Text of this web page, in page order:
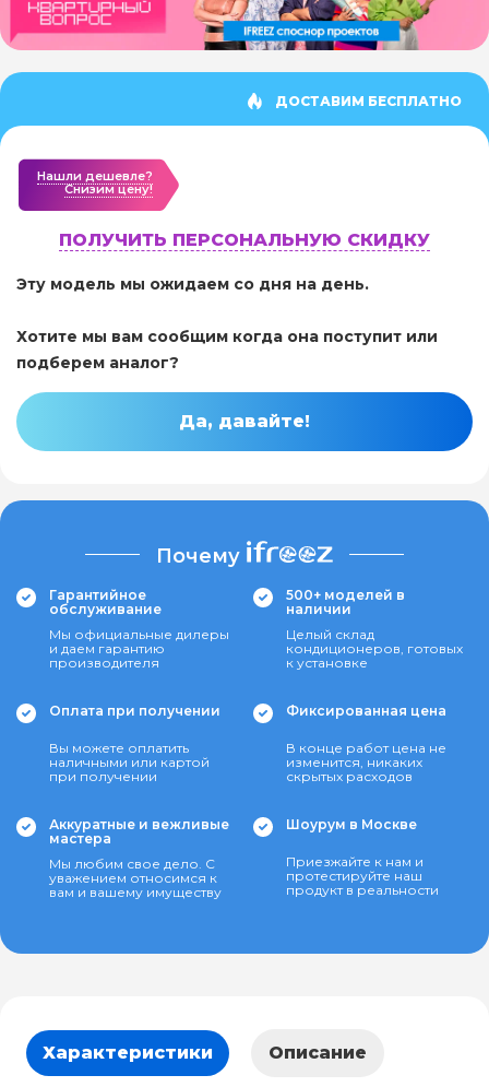
ДОСТАВИМ БЕСПЛАТНО
Нашли дешевле?
Cнизим цену!
ПОЛУЧИТЬ ПЕРСОНАЛЬНУЮ СКИДКУ
Эту модель мы ожидаем со дня на день.
Хотите мы вам сообщим когда она поступит или
подберем аналог?
Да, давайте!
Почему
Гарантийное
обслуживание
Мы официальные дилеры
и даем гарантию
производителя
500+ моделей в
наличии
Целый склад
кондиционеров, готовых
к установке
Оплата при получении
Вы можете оплатить
наличными или картой
при получении
Фиксированная цена
В конце работ цена не
изменится, никаких
скрытых расходов
Аккуратные и вежливые
мастера
Мы любим свое дело. С
уважением относимся к
вам и вашему имуществу
Шоурум в Москве
Приезжайте к нам и
протестируйте наш
продукт в реальности
Характеристики Описание